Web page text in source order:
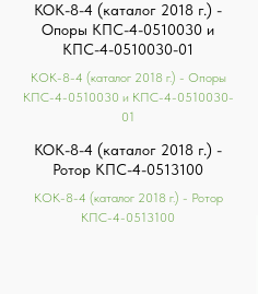
КОК-8-4 (каталог 2018 г.) -
Опоры КПС-4-0510030 и
КПС-4-0510030-01
КОК-8-4 (каталог 2018 г.) - Опоры
КПС-4-0510030 и КПС-4-0510030-
01
КОК-8-4 (каталог 2018 г.) -
Ротор КПС-4-0513100
КОК-8-4 (каталог 2018 г.) - Ротор
КПС-4-0513100